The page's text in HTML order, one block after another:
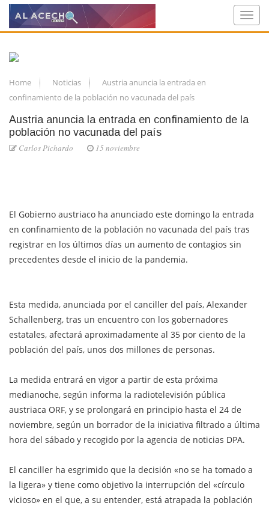
Home Noticias
Austria anuncia la entrada en
confinamiento de la población no vacunada del país
Austria anuncia la entrada en confinamiento de la
población no vacunada del país
Carlos Pichardo 15 noviembre
El Gobierno austriaco ha anunciado este domingo la entrada
en confinamiento de la población no vacunada del país tras
registrar en los últimos días un aumento de contagios sin
precedentes desde el inicio de la pandemia.
Esta medida, anunciada por el canciller del país, Alexander
Schallenberg, tras un encuentro con los gobernadores
estatales, afectará aproximadamente al 35 por ciento de la
población del país, unos dos millones de personas.
La medida entrará en vigor a partir de esta próxima
medianoche, según informa la radiotelevisión pública
austriaca ORF, y se prolongará en principio hasta el 24 de
noviembre, según un borrador de la iniciativa filtrado a última
hora del sábado y recogido por la agencia de noticias DPA.
El canciller ha esgrimido que la decisión «no se ha tomado a
la ligera» y tiene como objetivo la interrupción del «círculo
vicioso» en el que, a su entender, está atrapada la población